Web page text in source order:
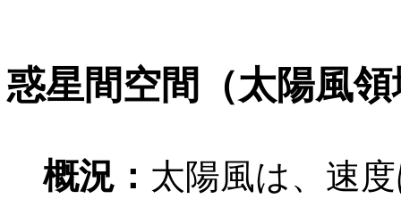
惑星間空間（太陽風
概況： 太陽風は、速